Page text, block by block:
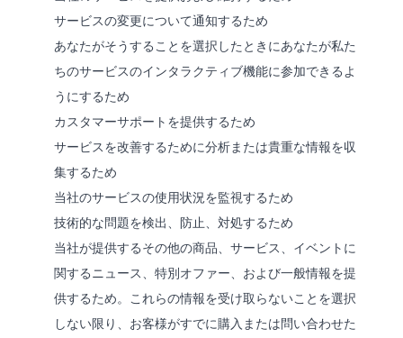
サービスの変更について通知するため
あなたがそうすることを選択したときにあなたが私た
ちのサービスのインタラクティブ機能に参加できるよ
うにするため
カスタマーサポートを提供するため
サービスを改善するために分析または貴重な情報を収
集するため
当社のサービスの使用状況を監視するため
技術的な問題を検出、防止、対処するため
当社が提供するその他の商品、サービス、イベントに
関するニュース、特別オファー、および一般情報を提
供するため。これらの情報を受け取らないことを選択
しない限り、お客様がすでに購入または問い合わせた